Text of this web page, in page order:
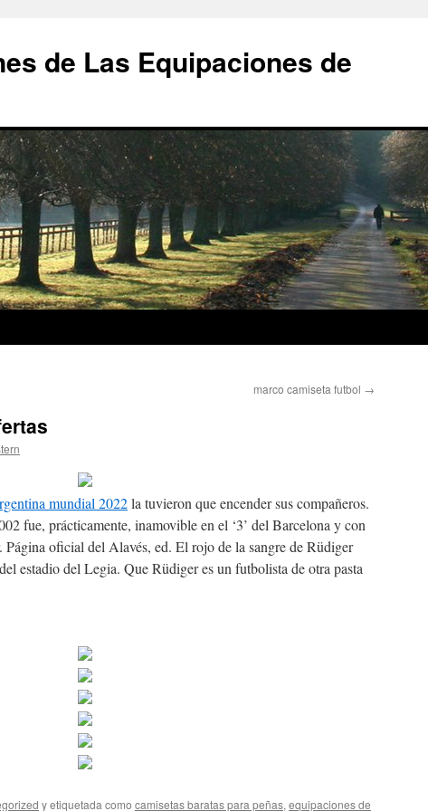
de Las Equipaciones de
marco camiseta futbol →
mundial 2022la tuvieron que encender sus compañeros.
fue, prácticamente, inamovible en el ‘3’ del Barcelona y con
oficial del Alavés, ed. El rojo de la sangre de Rüdiger
estadio del Legia. Que Rüdiger es un futbolista de otra pasta
y etiquetada como camisetas baratas para peñas, equipaciones de